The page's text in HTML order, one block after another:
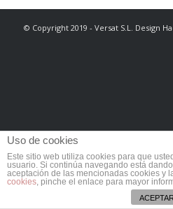
© Copyright 2019 - Versat S.L. Design
Uso de cookies
Este sitio web utiliza cookies para que
usuario. Si continúa navegando está
aceptación de las mencionadas cookies y
cookies, pinche el enlace para mayor
ACEPTAR